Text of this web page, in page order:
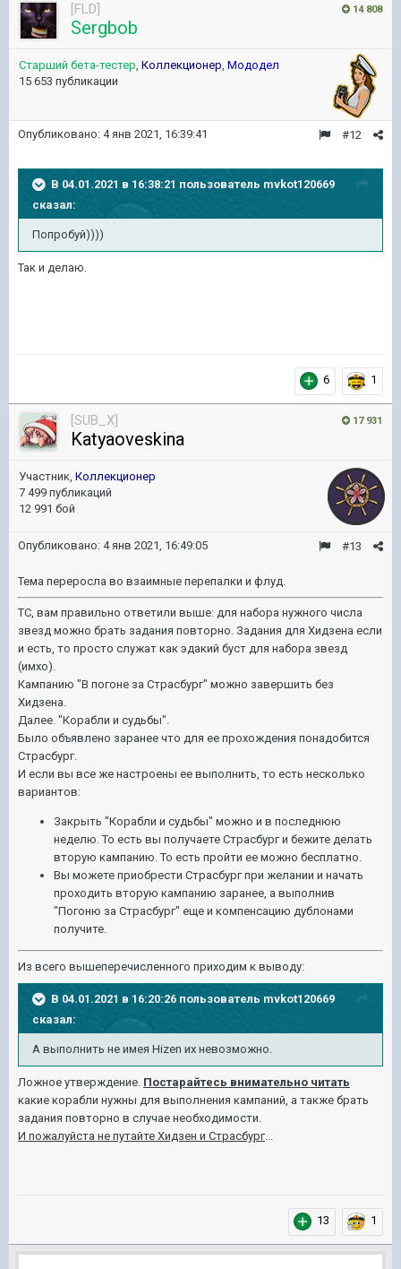
14 808
[FLD]
Sergbob
Старший бета-тестер, Коллекционер, Мододел
15 653 публикации
#12
Опубликовано: 4 янв 2021, 16:39:41
В 04.01.2021 в 16:38:21 пользователь mvkot120669
сказал:
Попробуй))))
Так и делаю.
6 1
17 931
[SUB_X]
Katyaoveskina
Участник, Коллекционер
7 499 публикаций
12 991 бой
#13
Опубликовано: 4 янв 2021, 16:49:05
Тема переросла во взаимные перепалки и флуд.
ТС, вам правильно ответили выше: для набора нужного числа
звезд можно брать задания повторно. Задания для Хидзена если
и есть, то просто служат как эдакий буст для набора звезд
(имхо).
Кампанию "В погоне за Страсбург" можно завершить без
Хидзена.
Далее. "Корабли и судьбы".
Было объявлено заранее что для ее прохождения понадобится
Страсбург.
И если вы все же настроены ее выполнить, то есть несколько
вариантов:
Закрыть "Корабли и судьбы" можно и в последнюю
неделю. То есть вы получаете Страсбург и бежите делать
вторую кампанию. То есть пройти ее можно бесплатно.
Вы можете приобрести Страсбург при желании и начать
проходить вторую кампанию заранее, а выполнив
"Погоню за Страсбург" еще и компенсацию дублонами
получите.
Из всего вышеперечисленного приходим к выводу:
В 04.01.2021 в 16:20:26 пользователь mvkot120669
сказал:
А выполнить не имея Hizen их невозможно.
Ложное утверждение. Постарайтесь внимательно читать
какие корабли нужны для выполнения кампаний, а также брать
задания повторно в случае необходимости.
И пожалуйста не путайте Хидзен и Страсбург...
13 1